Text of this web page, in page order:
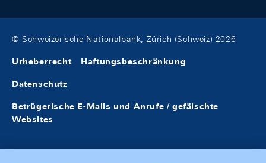
© Schweizerische Nationalbank, Zürich (Schweiz) 2026
Urheberrecht Haftungsbeschränkung
Datenschutz
Betrügerische E-Mails und Anrufe / gefälschte
Websites